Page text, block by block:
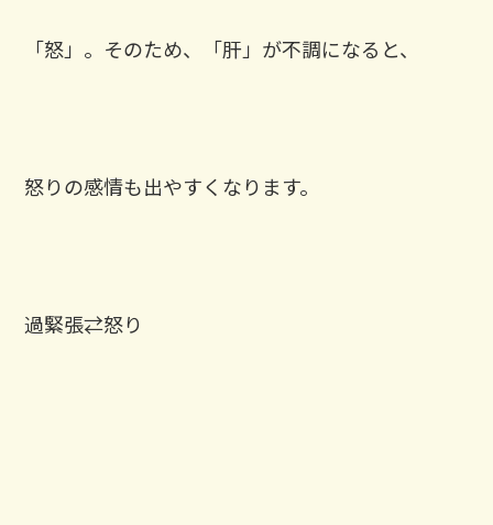
「怒」。そのため、「肝」が不調になると、
怒りの感情も出やすくなります。
過緊張⇄怒り